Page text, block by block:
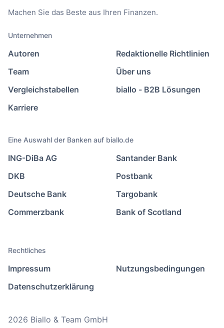
Machen Sie das Beste aus Ihren Finanzen.
Unternehmen
Autoren
Team
Vergleichstabellen
Karriere
Redaktionelle Richtlinien
Über uns
biallo - B2B Lösungen
Eine Auswahl der Banken auf biallo.de
ING-DiBa AG
DKB
Deutsche Bank
Commerzbank
Santander Bank
Postbank
Targobank
Bank of Scotland
Rechtliches
Impressum
Datenschutzerklärung
Nutzungsbedingungen
2026 Biallo & Team GmbH